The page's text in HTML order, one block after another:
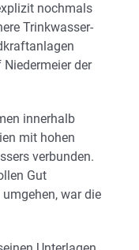
nochmals
Trinkwasser-
der
innerhalb
mit hohen
verbunden.
Gut
war die